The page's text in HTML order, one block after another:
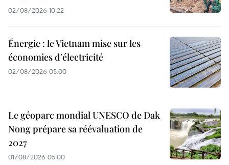
02/08/2026 10:22
Énergie : le Vietnam mise sur les
économies d’électricité
02/08/2026 05:00
Le géoparc mondial UNESCO de Dak
Nong prépare sa réévaluation de
2027
01/08/2026 05:00